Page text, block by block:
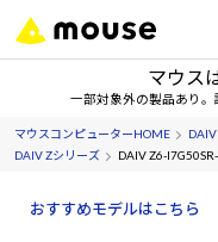
マウス
一部対象外の製品あり。
マウスコンピューターHOME DAIV
DAIV Zシリーズ
DAIV Z6-
おすすめモデルはこちら